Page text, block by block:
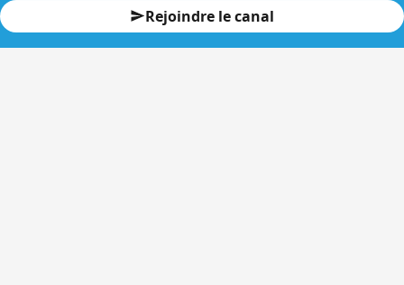
Rejoindre le canal